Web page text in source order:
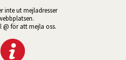
inte ut mejladresser
@ för att mejla oss.